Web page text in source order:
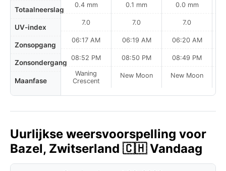
Totaalneerslag
UV-index
Zonsopgang
Zonsondergang
Maanfase
0.4 mm
7.0
06:17 AM
08:52 PM
Waning
Crescent
0.1 mm
7.0
06:19 AM
08:50 PM
New Moon
0.0 mm
7.0
06:20 AM
08:49 PM
New Moon
Uurlijkse weersvoorspelling voor
Bazel, Zwitserland 🇨🇭 Vandaag